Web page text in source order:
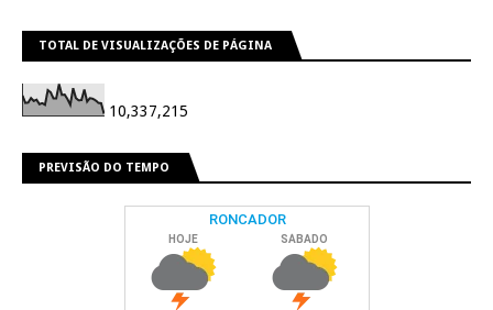
TOTAL DE VISUALIZAÇÕES DE PÁGINA
10,337,215
PREVISÃO DO TEMPO